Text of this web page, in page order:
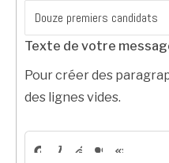
Texte de votre
Pour créer des
des lignes vides.